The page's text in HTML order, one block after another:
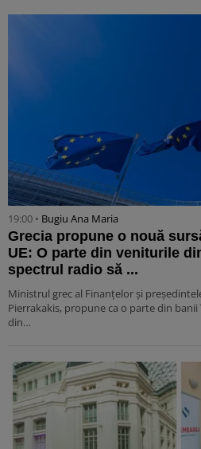
19:00 • Bugiu ⁠Ana Maria
Grecia propune o nouă
UE: O parte din veniturile
spectrul radio să ...
Ministrul grec al Finanțelor și
Pierrakakis, propune ca o parte din
din…